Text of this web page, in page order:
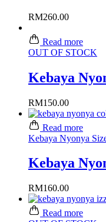
RM260.00
Read more
OUT OF STOCK
Kebaya
RM150.00
Read more
Kebaya Nyonya
Kebaya
RM160.00
Read more